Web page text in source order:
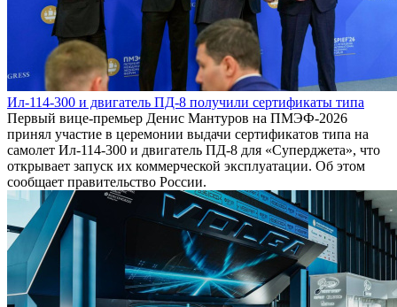
Ил-114-300 и двигатель ПД-8 получили сертификаты типа
Первый вице-премьер Денис Мантуров на ПМЭФ-2026
принял участие в церемонии выдачи сертификатов типа на
самолет Ил-114-300 и двигатель ПД-8 для «Суперджета», что
открывает запуск их коммерческой эксплуатации. Об этом
сообщает правительство России.